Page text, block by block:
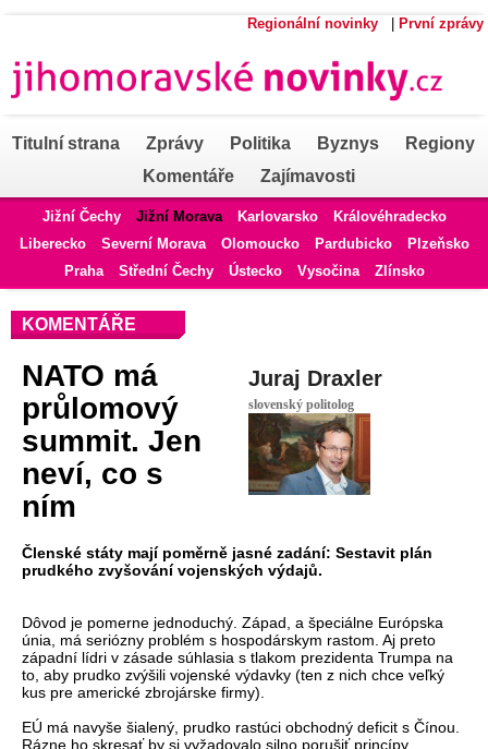
Regionální novinky První zprávy
Titulní strana Zprávy Politika Byznys
Regiony
Komentáře
Zajímavosti
Jižní Čechy Jižní Morava Karlovarsko
Královéhradecko
Liberecko
Severní Morava Olomoucko Pardubicko
Plzeňsko
Praha
Střední Čechy Ústecko Vysočina Zlínsko
KOMENTÁŘE
Juraj Draxler
slovenský politolog
NATO má
průlomový
summit. Jen
neví, co s
ním
Členské státy mají poměrně jasné zadání: Sestavit plán
prudkého zvyšování vojenských výdajů.
Dôvod je pomerne jednoduchý. Západ, a špeciálne Európska
únia, má seriózny problém s hospodárskym rastom. Aj preto
západní lídri v zásade súhlasia s tlakom prezidenta Trumpa na
to, aby prudko zvýšili vojenské výdavky (ten z nich chce veľký
kus pre americké zbrojárske firmy).
EÚ má navyše šialený, prudko rastúci obchodný deficit s Čínou.
Rázne ho skresať by si vyžadovalo silno porušiť princípy